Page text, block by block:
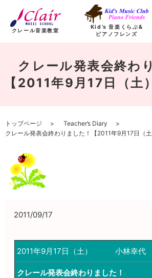
クレール音楽教室
Kid’s 音楽くらぶ&
ピアノフレンズ
クレール発表会終わ
【2011年9月17日（土
トップページ
Teacher’s Diary
クレール発表会終わりました！【2011年9月17日（土
2011/09/17
2011年9月17日（土） 小林幸代
クレール発表会終わりました！